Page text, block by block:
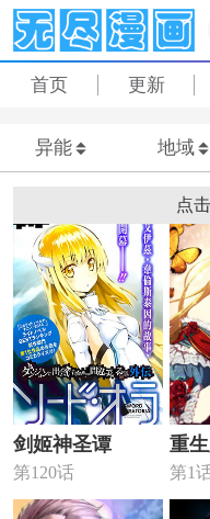
首页 更新
异能 地域
点
剑姬神圣谭
第120话
重
骑士
第1
役